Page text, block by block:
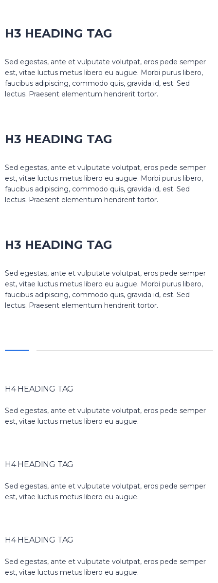
H3 HEADING TAG
Sed egestas, ante et vulputate volutpat, eros pede semper
est, vitae luctus metus libero eu augue. Morbi purus libero,
faucibus adipiscing, commodo quis, gravida id, est. Sed
lectus. Praesent elementum hendrerit tortor.
H3 HEADING TAG
Sed egestas, ante et vulputate volutpat, eros pede semper
est, vitae luctus metus libero eu augue. Morbi purus libero,
faucibus adipiscing, commodo quis, gravida id, est. Sed
lectus. Praesent elementum hendrerit tortor.
H3 HEADING TAG
Sed egestas, ante et vulputate volutpat, eros pede semper
est, vitae luctus metus libero eu augue. Morbi purus libero,
faucibus adipiscing, commodo quis, gravida id, est. Sed
lectus. Praesent elementum hendrerit tortor.
H4 HEADING TAG
Sed egestas, ante et vulputate volutpat, eros pede semper
est, vitae luctus metus libero eu augue.
H4 HEADING TAG
Sed egestas, ante et vulputate volutpat, eros pede semper
est, vitae luctus metus libero eu augue.
H4 HEADING TAG
Sed egestas, ante et vulputate volutpat, eros pede semper
est, vitae luctus metus libero eu augue.